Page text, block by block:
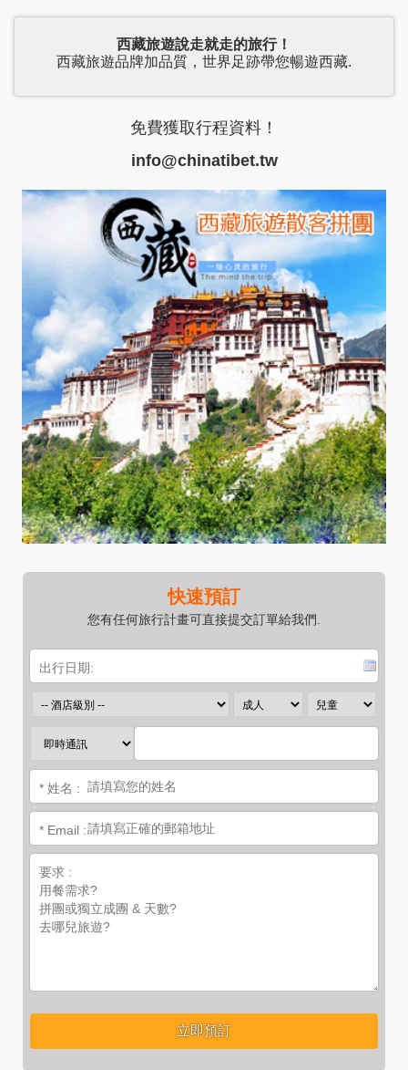
西藏旅遊說走就走的旅行！
西藏旅遊品牌加品質，世界足跡帶您暢遊西藏.
免費獲取行程資料！
info@chinatibet.tw